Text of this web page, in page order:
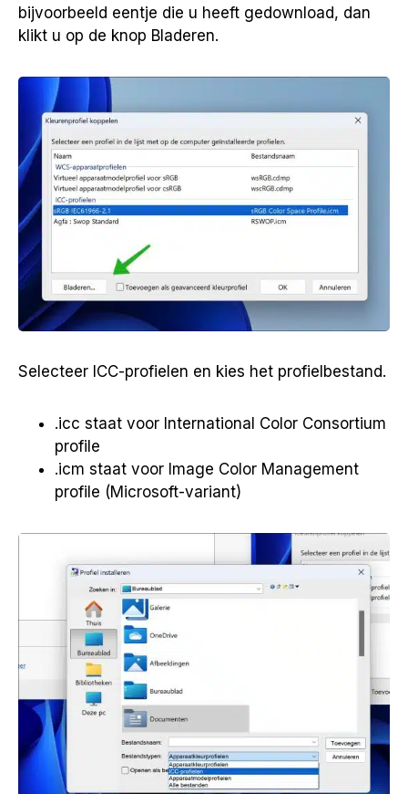
bijvoorbeeld eentje die u heeft gedownload, dan
klikt u op de knop Bladeren.
Selecteer ICC-profielen en kies het profielbestand.
.icc staat voor International Color Consortium
profile
.icm staat voor Image Color Management
profile (Microsoft-variant)